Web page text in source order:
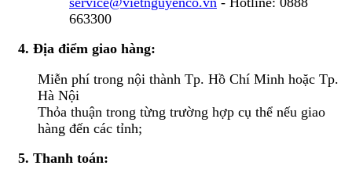
663300
4. Địa điểm giao hàng:
Miễn phí trong nội thành Tp. Hồ Chí Minh hoặc Tp.
Hà Nội
Thỏa thuận trong từng trường hợp cụ thể nếu giao
hàng đến các tỉnh;
5. Thanh toán: